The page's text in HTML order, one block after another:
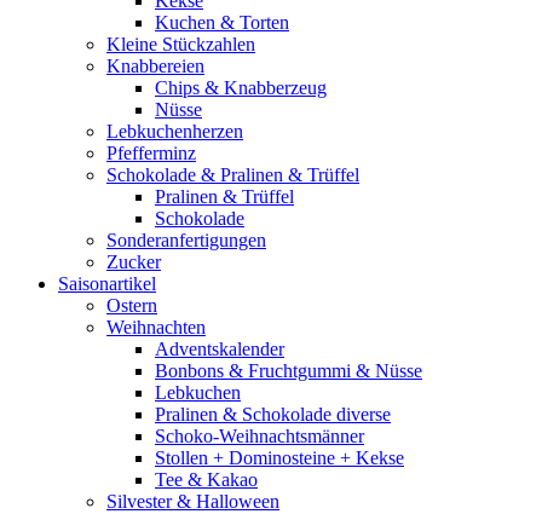
Kuchen & Torten
Kleine Stückzahlen
Knabbereien
Chips & Knabberzeug
Nüsse
Lebkuchenherzen
Pfefferminz
Schokolade & Pralinen & Trüffel
Pralinen & Trüffel
Schokolade
Sonderanfertigungen
Zucker
Saisonartikel
Ostern
Weihnachten
Adventskalender
Bonbons & Fruchtgummi & Nüsse
Lebkuchen
Pralinen & Schokolade diverse
Schoko-Weihnachtsmänner
Stollen + Dominosteine + Kekse
Tee & Kakao
Silvester & Halloween